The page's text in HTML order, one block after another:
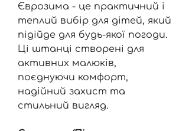
Єврозима - це практичний і
теплий вибір для дітей, який
підійде для будь-якої погоди.
Ці штанці створені для
активних малюків,
поєднуючи комфорт,
надійний захист та
стильний вигляд.